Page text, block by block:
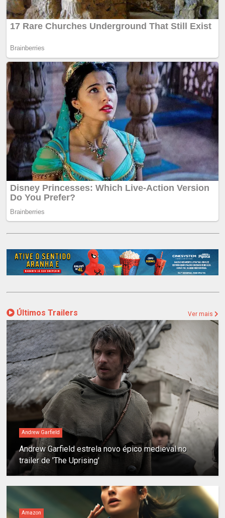
Últimos Trailers Ver mais
Andrew Garfield
Andrew Garfield estrela novo épico medieval no
trailer de 'The Uprising'
Amazon